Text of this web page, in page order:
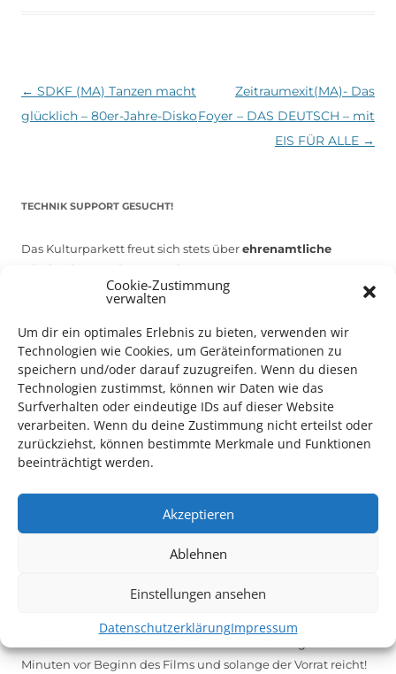
Cookie-Zustimmung
verwalten
Um dir ein optimales Erlebnis zu bieten, verwenden wir
Technologien wie Cookies, um Geräteinformationen zu
speichern und/oder darauf zuzugreifen. Wenn du diesen
Technologien zustimmst, können wir Daten wie das
Surfverhalten oder eindeutige IDs auf dieser Website
verarbeiten. Wenn du deine Zustimmung nicht erteilst oder
zurückziehst, können bestimmte Merkmale und Funktionen
beeinträchtigt werden.
Akzeptieren
Ablehnen
Einstellungen ansehen
DatenschutzerklärungImpressum
Beitragsnavigation
← SDKF (MA) Tanzen macht
glücklich – 80er-Jahre-Disko
Zeitraumexit(MA)- Das
Foyer – DAS DEUTSCH – mit
EIS FÜR ALLE →
TECHNIK SUPPORT GESUCHT!
Das Kulturparkett freut sich stets überehrenamtliche
Mithilfe im Bereich Technik
melden Sie sich unterinfo@kulturparkett-rhein-neckar.de
*KULTURTIPP SOMMERPAUSE: FESTIVAL DES DEUTSCHEN FILMS*
in Ludwigshafen statt.
Vom 19. August bist zum 9. September
Minuten vor Beginn des Films und solange der Vorrat reicht!